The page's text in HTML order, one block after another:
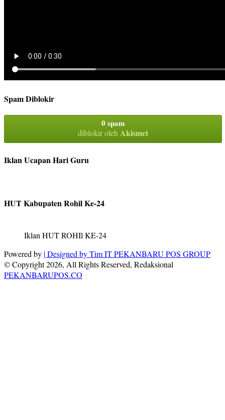
Spam Diblokir
0 spam
diblokir olehAkismet
Iklan Ucapan Hari Guru
HUT Kabupaten Rohil Ke-24
Iklan HUT ROHIl KE-24
Powered by | Designed byTim IT PEKANBARU POS GROUP
© Copyright 2026, All Rights Reserved, Redaksional
PEKANBARUPOS.CO